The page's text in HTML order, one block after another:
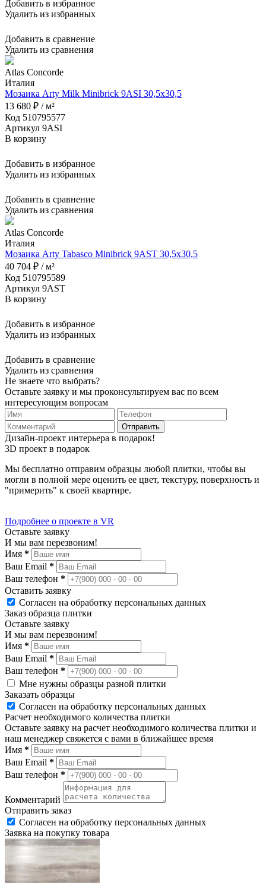
Добавить в избранное
Удалить из избранных
Добавить в сравнение
Удалить из сравнения
Atlas Concorde
Италия
Мозаика Arty Milk Minibrick 9ASI 30,5x30,5
13 680 ₽ / м²
Код 510795577
Артикул 9ASI
В корзину
Добавить в избранное
Удалить из избранных
Добавить в сравнение
Удалить из сравнения
Atlas Concorde
Италия
Мозаика Arty Tabasco Minibrick 9AST 30,5x30,5
40 704 ₽ / м²
Код 510795589
Артикул 9AST
В корзину
Добавить в избранное
Удалить из избранных
Добавить в сравнение
Удалить из сравнения
Не знаете что выбрать?
Оставьте заявку и мы проконсультируем вас по всем
интересующим вопросам
Отправить
Дизайн-проект интерьера в подарок!
3D проект в подарок
Мы бесплатно отправим образцы любой плитки, чтобы вы
могли в полной мере оценить ее цвет, текстуру, поверхность и
"примерить" к своей квартире.
Подробнее о проекте в VR
Оставьте заявку
И мы вам перезвоним!
Имя *
Ваш Email *
Ваш телефон *
Оставить заявку
Согласен на обработку персональных данных
Заказ образца плитки
Оставьте заявку
И мы вам перезвоним!
Имя *
Ваш Email *
Ваш телефон *
Мне нужны образцы разной плитки
Заказать образцы
Согласен на обработку персональных данных
Расчет необходимого количества плитки
Оставьте заявку на расчет необходимого количества плитки и
наш менеджер свяжется с вами в ближайшее время
Имя *
Ваш Email *
Ваш телефон *
Комментарий
Отправить заказ
Согласен на обработку персональных данных
Заявка на покупку товара